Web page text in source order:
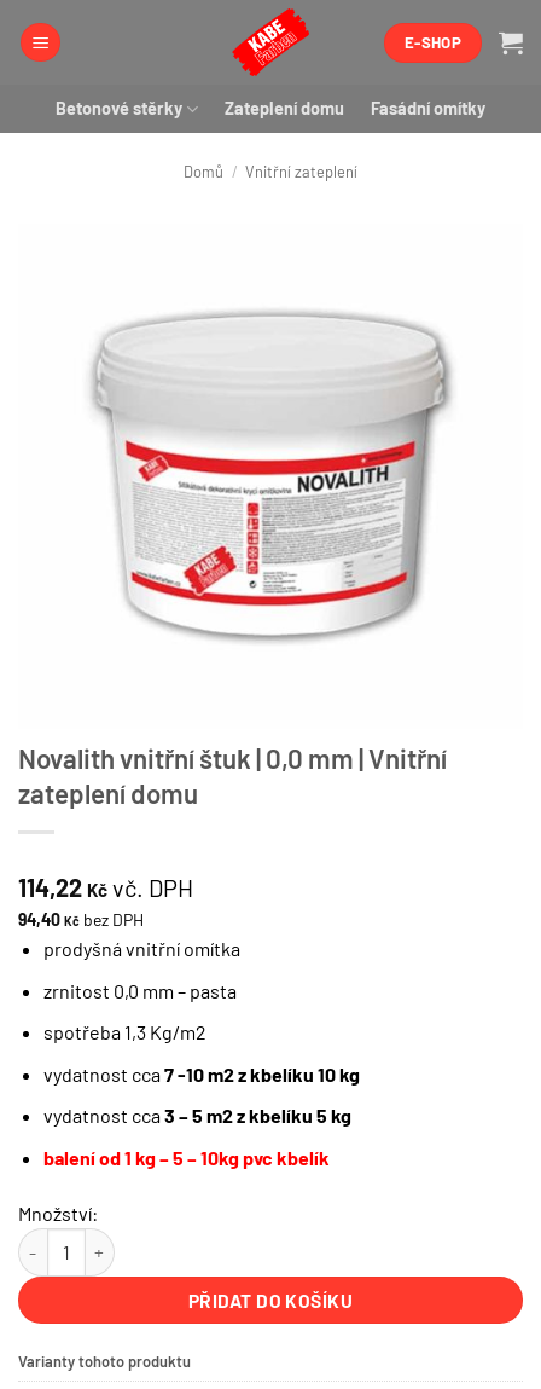
E-SHOP
Betonové stěrky Zateplení domu Fasádní omítky
Domů / Vnitřní zateplení
Novalith vnitřní štuk | 0,0 mm | Vnitřní
zateplení domu
114,22 Kč vč. DPH
94,40 Kč bez DPH
prodyšná vnitřní omítka
zrnitost 0,0 mm – pasta
spotřeba 1,3 Kg/m2
vydatnost cca7 -10 m2 z kbelíku 10 kg
vydatnost cca3 – 5 m2 z kbelíku 5 kg
balení od 1 kg – 5 – 10kg pvc kbelík
Množství:
Novalith vnitřní štuk | 0,0 mm | Vnitřní zateplení domu množství
PŘIDAT DO KOŠÍKU
Varianty tohoto produktu